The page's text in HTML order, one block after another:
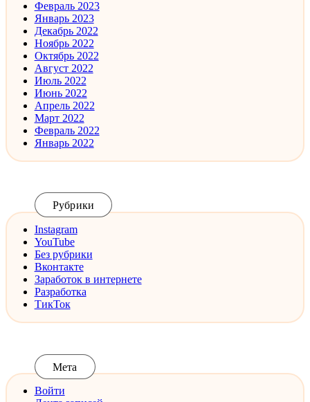
Февраль 2023
Январь 2023
Декабрь 2022
Ноябрь 2022
Октябрь 2022
Август 2022
Июль 2022
Июнь 2022
Апрель 2022
Март 2022
Февраль 2022
Январь 2022
Рубрики
Instagram
YouTube
Без рубрики
Вконтакте
Заработок в интернете
Разработка
ТикТок
Мета
Войти